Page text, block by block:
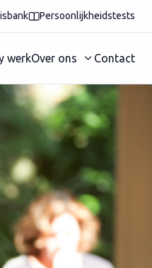
Persoonlijkheidstests
werkOver ons Contact